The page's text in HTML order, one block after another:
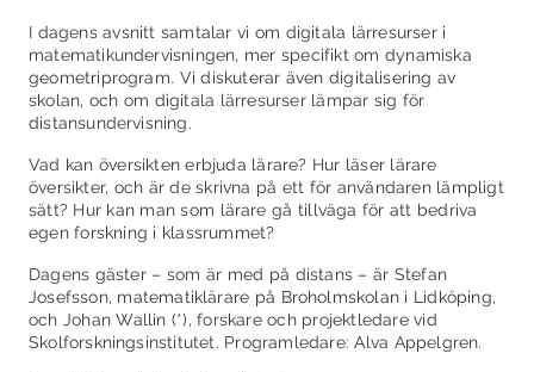
I dagens avsnitt samtalar vi om digitala lärresurser i
matematikundervisningen, mer specifikt om dynamiska
geometriprogram. Vi diskuterar även digitalisering av
skolan, och om digitala lärresurser lämpar sig för
distansundervisning.
Vad kan översikten erbjuda lärare? Hur läser lärare
översikter, och är de skrivna på ett för användaren lämpligt
sätt? Hur kan man som lärare gå tillväga för att bedriva
egen forskning i klassrummet?
Dagens gäster – som är med på distans – är Stefan
Josefsson, matematiklärare på Broholmskolan i Lidköping,
och Johan Wallin (*), forskare och projektledare vid
Skolforskningsinstitutet. Programledare: Alva Appelgren.